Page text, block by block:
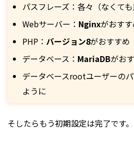
パスフレーズ：各々（なくても
Webサーバー： Nginxがおすす
PHP： バージョン8がおすすめ
データベース： MariaDBがお
データベースrootユーザーの
ように
そしたらもう初期設定は完了です。